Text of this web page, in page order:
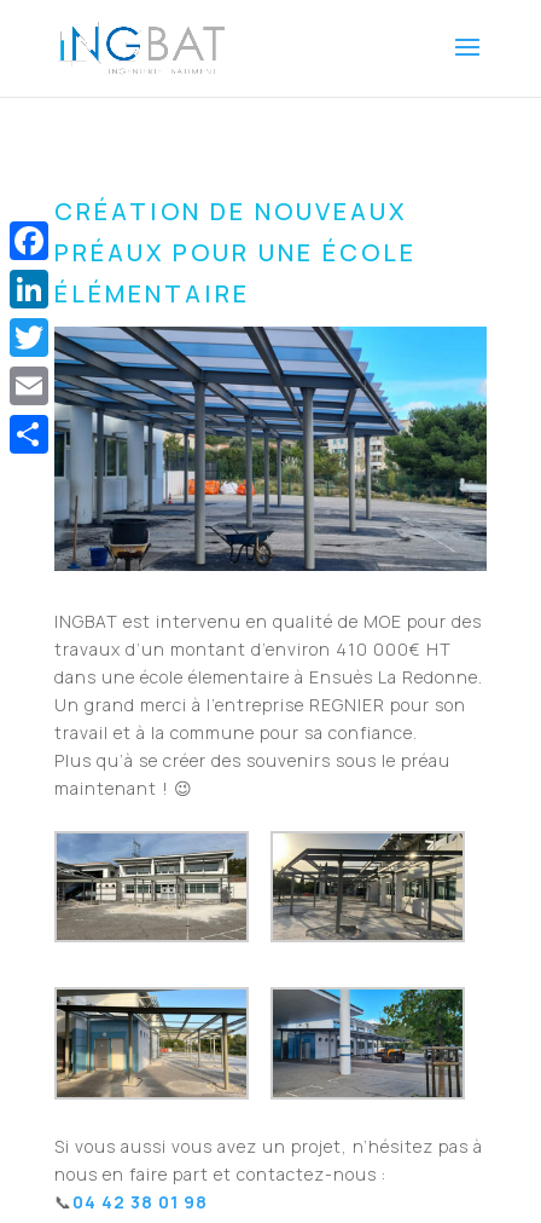
CRÉATION DE NOUVEAUX
PRÉAUX POUR UNE ÉCOLE
ÉLÉMENTAIRE
INGBAT est intervenu en qualité de MOE pour des
travaux d’un montant d’environ 410 000€ HT
dans une école élementaire à Ensuès La Redonne.
Un grand merci à l’entreprise REGNIER pour son
travail et à la commune pour sa confiance.
Plus qu’à se créer des souvenirs sous le préau
maintenant ! 😉
Si vous aussi vous avez un projet, n’hésitez pas à
nous en faire part et contactez-nous :
📞​04 42 38 01 98
Facebook
LinkedIn
Twitter
Email